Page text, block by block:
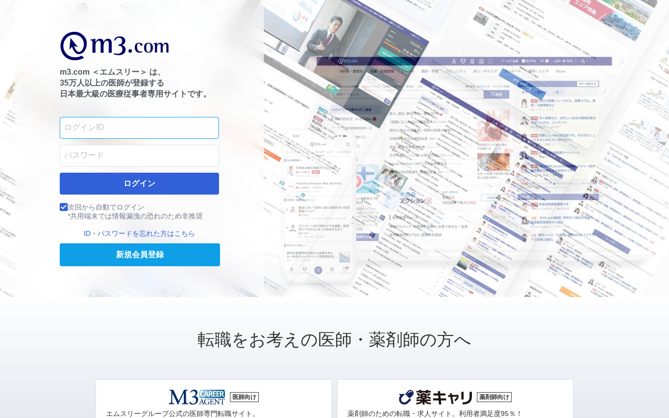
m3.com ＜エムスリー＞ は、
35万人以上の医師が登録する
日本最大級の医療従事者専用サイトです。
ログイン
次回から自動でログイン
*共用端末では情報漏洩の恐れのため非推奨
ID・パスワードを忘れた方はこちら
新規会員登録
転職をお考えの医師・薬剤師の方へ
医師向け
エムスリーグループ公式の医師専門転職サイト。
薬剤師向け
薬剤師のための転職・求人サイト。利用者満足度95％！